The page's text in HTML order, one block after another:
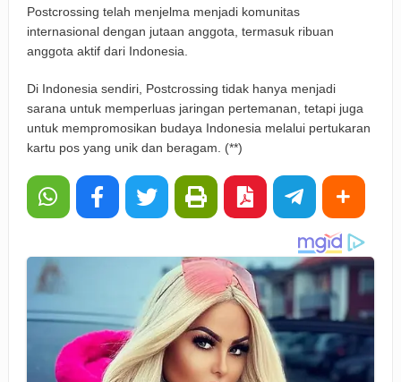
Postcrossing telah menjelma menjadi komunitas
internasional dengan jutaan anggota, termasuk ribuan
anggota aktif dari Indonesia.
Di Indonesia sendiri, Postcrossing tidak hanya menjadi
sarana untuk memperluas jaringan pertemanan, tetapi juga
untuk mempromosikan budaya Indonesia melalui pertukaran
kartu pos yang unik dan beragam. (**)